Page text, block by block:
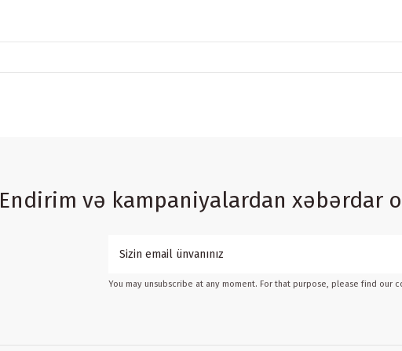
Endirim və kampaniyalardan xəbərdar
You may unsubscribe at any moment. For that purpose, please find our